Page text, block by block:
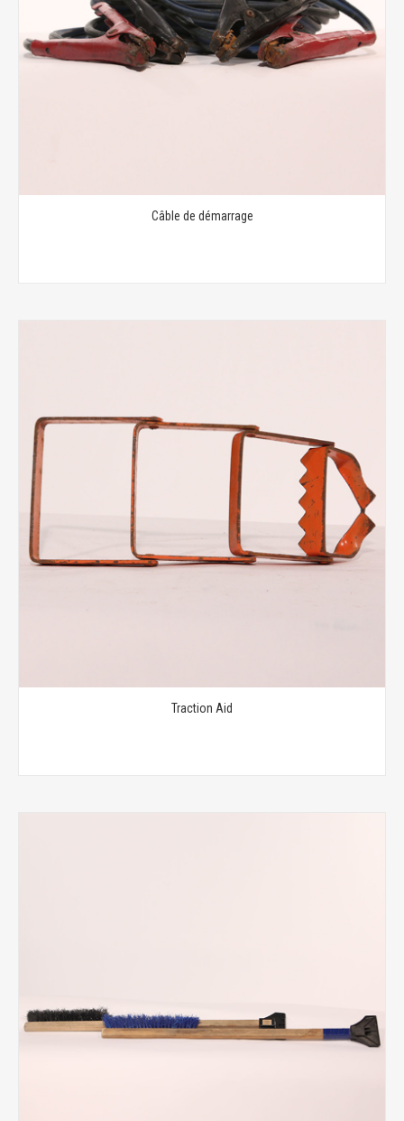
Câble de démarrage
Traction Aid